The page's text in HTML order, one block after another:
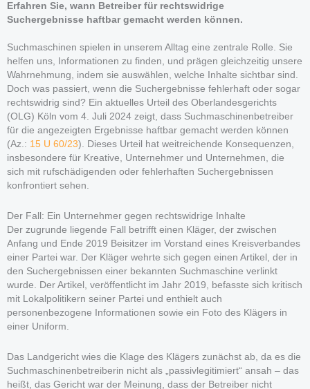
Erfahren Sie, wann Betreiber für rechtswidrige
Suchergebnisse haftbar gemacht werden können.
Suchmaschinen spielen in unserem Alltag eine zentrale Rolle. Sie
helfen uns, Informationen zu finden, und prägen gleichzeitig unsere
Wahrnehmung, indem sie auswählen, welche Inhalte sichtbar sind.
Doch was passiert, wenn die Suchergebnisse fehlerhaft oder sogar
rechtswidrig sind? Ein aktuelles Urteil des Oberlandesgerichts
(OLG) Köln vom 4. Juli 2024 zeigt, dass Suchmaschinenbetreiber
für die angezeigten Ergebnisse haftbar gemacht werden können
(Az.: 15 U 60/23). Dieses Urteil hat weitreichende Konsequenzen,
insbesondere für Kreative, Unternehmer und Unternehmen, die
sich mit rufschädigenden oder fehlerhaften Suchergebnissen
konfrontiert sehen.
Der Fall: Ein Unternehmer gegen rechtswidrige Inhalte
Der zugrunde liegende Fall betrifft einen Kläger, der zwischen
Anfang und Ende 2019 Beisitzer im Vorstand eines Kreisverbandes
einer Partei war. Der Kläger wehrte sich gegen einen Artikel, der in
den Suchergebnissen einer bekannten Suchmaschine verlinkt
wurde. Der Artikel, veröffentlicht im Jahr 2019, befasste sich kritisch
mit Lokalpolitikern seiner Partei und enthielt auch
personenbezogene Informationen sowie ein Foto des Klägers in
einer Uniform.
Das Landgericht wies die Klage des Klägers zunächst ab, da es die
Suchmaschinenbetreiberin nicht als „passivlegitimiert“ ansah – das
heißt, das Gericht war der Meinung, dass der Betreiber nicht